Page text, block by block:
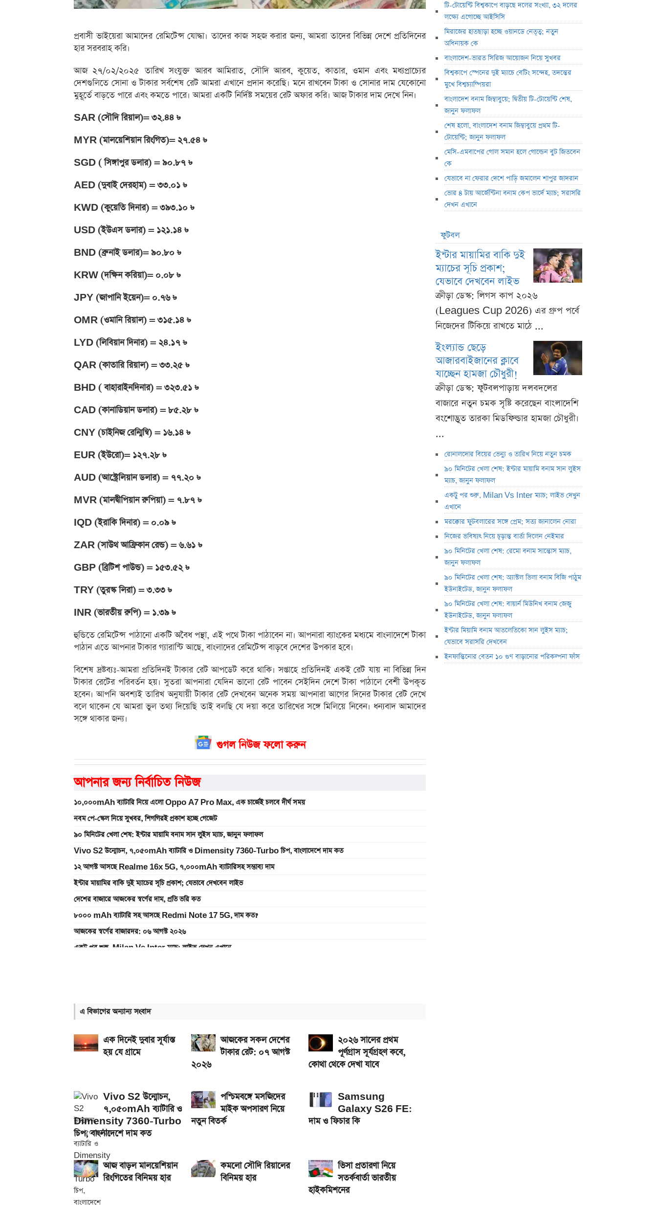
প্রবাসী ভাইয়েরা আমাদের রেমিটেন্স যোদ্ধা। তাদের কাজ সহজ করার জন্য, আমরা তাদের বিভিন্ন দেশে প্রতিদিনের
হার সরবরাহ করি।
আজ ২৭/০২/২০২৫ তারিখ সংযুক্ত আরব আমিরাত, সৌদি আরব, কুয়েত, কাতার, ওমান এবং মধ্যপ্রাচ্যের
দেশগুলিতে সোনা ও টাকার সর্বশেষ রেট আমরা এখানে প্রদান করেছি। মনে রাখবেন টাকা ও সোনার দাম যেকোনো
মুহূর্তে বাড়তে পারে এবং কমতে পারে। আমরা একটি নির্দিষ্ট সময়ের রেট অফার করি। আজ টাকার দাম দেখে নিন।
SAR (সৌদি রিয়াল)= ৩২.৪৪ ৳
MYR (মালয়েশিয়ান রিংগিত)= ২৭.৫৪ ৳
SGD ( সিঙ্গাপুর ডলার) = ৯০.৮৭ ৳
AED (দুবাই দেরহাম) = ৩৩.০১ ৳
KWD (কুয়েতি দিনার) = ৩৯৩.১০ ৳
USD (ইউএস ডলার) = ১২১.১৪ ৳
BND (ব্রুনাই ডলার)= ৯০.৮০ ৳
KRW (দক্ষিন করিয়া)= ০.০৮ ৳
JPY (জাপানি ইয়েন)= ০.৭৬ ৳
OMR (ওমানি রিয়াল) = ৩১৫.১৪ ৳
LYD (লিবিয়ান দিনার) = ২৪.১৭ ৳
QAR (কাতারি রিয়াল) = ৩৩.২৫ ৳
BHD ( বাহারাইনদিনার) = ৩২৩.৫১ ৳
CAD (কানাডিয়ান ডলার) = ৮৫.২৮ ৳
CNY (চাইনিজ রেন্মিন্বি) = ১৬.১৪ ৳
EUR (ইউরো)= ১২৭.২৮ ৳
AUD (আস্ট্রেলিয়ান ডলার) = ৭৭.২০ ৳
MVR (মালদ্বীপিয়ান রুপিয়া) = ৭.৮৭ ৳
IQD (ইরাকি দিনার) = ০.০৯ ৳
ZAR (সাউথ আফ্রিকান রেন্ড) = ৬.৬১ ৳
GBP (ব্রিটিশ পাউন্ড) = ১৫৩.৫২ ৳
TRY (তুরস্ক লিরা) = ৩.৩৩ ৳
INR (ভারতীয় রুপি) = ১.৩৯ ৳
হুন্ডিতে রেমিটেন্স পাঠানো একটি অবৈধ পন্থা, এই পথে টাকা পাঠাবেন না। আপনারা ব্যাংকের মধ্যমে বাংলাদেশে টাকা
পাঠান এতে আপনার টাকার গ্যারান্টি আছে, বাংলাদের রেমিটেন্স বাড়বে দেশের উপকার হবে।
বিশেষ দ্রষ্টব্যঃ-আমরা প্রতিদিনই টাকার রেট আপডেট করে থাকি। সপ্তাহে প্রতিদিনই একই রেট যায় না বিভিন্ন দিন
টাকার রেটের পরিবর্তন হয়। সুতরা আপনারা যেদিন ভালো রেট পাবেন সেইদিন দেশে টাকা পাঠালে বেশী উপকৃত
হবেন। আপনি অবশ্যই তারিখ অনুযায়ী টাকার রেট দেখবেন অনেক সময় আপনারা আগের দিনের টাকার রেট দেখে
বলে থাকেন যে আমরা ভুল তথ্য দিয়েছি তাই বলছি যে দয়া করে তারিখের সঙ্গে মিলিয়ে নিবেন। ধন্যবাদ আমাদের
সঙ্গে থাকার জন্য।
গুগল নিউজ ফলো করুন
আপনার জন্য নির্বাচিত নিউজ
১০,০০০mAh ব্যাটারি নিয়ে এলো Oppo A7 Pro Max, এক চার্জেই চলবে দীর্ঘ সময়
নবম পে-স্কেল নিয়ে সুখবর, শিগগিরই প্রকাশ হচ্ছে গেজেট
৯০ মিনিটের খেলা শেষ: ইন্টার মায়ামি বনাম সান লুইস ম্যাচ, জানুন ফলাফল
Vivo S2 উন্মোচন, ৭,০৫০mAh ব্যাটারি ও Dimensity 7360-Turbo চিপ, বাংলাদেশে দাম কত
১২ আগস্ট আসছে Realme 16x 5G, ৭,০০০mAh ব্যাটারিসহ সম্ভাব্য দাম
ইন্টার মায়ামির বাকি দুই ম্যাচের সূচি প্রকাশ; যেভাবে দেখবেন লাইভ
দেশের বাজারে আজকের স্বর্ণের দাম, প্রতি ভরি কত
৮০০০ mAh ব্যাটারি সহ আসছে Redmi Note 17 5G, দাম কত?
আজকের স্বর্ণের বাজারদর: ০৬ আগস্ট ২০২৬
একটু পর শুরু, Milan Vs Inter ম্যাচ; লাইভ দেখুন এখানে
আজ ৪ ঘণ্টা বিদ্যুৎ থাকবে না যেসব এলাকায়, আগেই জেনে নিন
এ বিভাগের অন্যান্য সংবাদ
এক দিনেই দুবার সূর্যাস্ত
হয় যে গ্রামে
আজকের সকল দেশের
টাকার রেট: ০৭ আগস্ট
২০২৬
২০২৬ সালের প্রথম
পূর্ণগ্রাস সূর্যগ্রহণ কবে,
কোথা থেকে দেখা যাবে
Vivo S2 উন্মোচন,
৭,০৫০mAh ব্যাটারি ও
Dimensity 7360-Turbo
চিপ, বাংলাদেশে দাম কত
পশ্চিমবঙ্গে মসজিদের
মাইক অপসারণ নিয়ে
নতুন বিতর্ক
Samsung
Galaxy S26 FE:
দাম ও ফিচার কি
আজ বাড়ল মালয়েশিয়ান
রিংগিতের বিনিময় হার
কমলো সৌদি রিয়ালের
বিনিময় হার
ভিসা প্রতারণা নিয়ে
সতর্কবার্তা ভারতীয়
হাইকমিশনের
টি-টোয়েন্টি বিশ্বকাপে বাড়ছে দলের সংখ্যা, ৩২ দলের
লক্ষ্যে এগোচ্ছে আইসিসি
মিরাজের হাতছাড়া হচ্ছে ওয়ানডে নেতৃত্ব; নতুন
অধিনায়ক কে
বাংলাদেশ-ভারত সিরিজ আয়োজন নিয়ে সুখবর
বিশ্বকাপে স্পেনের দুই ম্যাচে বেটিং সন্দেহ, তদন্তের
মুখে বিশ্বচ্যাম্পিয়রা
বাংলাদেশ বনাম জিম্বাবুয়ে; দ্বিতীয় টি-টোয়েন্টি শেষ,
জানুন ফলাফল
শেষ হলো, বাংলাদেশ বনাম জিম্বাবুয়ে প্রথম টি-
টোয়েন্টি; জানুন ফলাফল
মেসি-এমবাপের গোল সমান হলে গোল্ডেন বুট জিতবেন
কে
যেভাবে না ফেরার দেশে পাড়ি জমালেন শাপুর জাদরান
ভোর ৪ টায় আর্জেন্টিনা বনাম কেপ ভার্দে ম্যাচ; সরাসরি
দেখন এখানে
ফুটবল
ইন্টার মায়ামির বাকি দুই
ম্যাচের সূচি প্রকাশ;
যেভাবে দেখবেন লাইভ
ক্রীড়া ডেস্ক: লিগস কাপ ২০২৬
(Leagues Cup 2026) এর গ্রুপ পর্বে
নিজেদের টিকিয়ে রাখতে মাঠে ...
ইংল্যান্ড ছেড়ে
আজারবাইজানের ক্লাবে
যাচ্ছেন হামজা চৌধুরী!
ক্রীড়া ডেস্ক: ফুটবলপাড়ায় দলবদলের
বাজারে নতুন চমক সৃষ্টি করেছেন বাংলাদেশি
বংশোদ্ভূত তারকা মিডফিল্ডার হামজা চৌধুরী।
...
রোনালদোর বিয়ের ভেন্যু ও তারিখ নিয়ে নতুন চমক
৯০ মিনিটের খেলা শেষ: ইন্টার মায়ামি বনাম সান লুইস
ম্যাচ, জানুন ফলাফল
একটু পর শুরু, Milan Vs Inter ম্যাচ; লাইভ দেখুন
এখানে
মরক্কোর ফুটবলারের সঙ্গে প্রেম; সত্য জানালেন নোরা
নিজের ভবিষ্যৎ নিয়ে চূড়ান্ত বার্তা দিলেন নেইমার
৯০ মিনিটের খেলা শেষ: রেমো বনাম সান্তোস ম্যাচ,
জানুন ফলাফল
৯০ মিনিটের খেলা শেষ: অ্যাস্টল ভিলা বনাম বিজি পাঠুম
ইউনাইটেড, জানুন ফলাফল
৯০ মিনিটের খেলা শেষ: বায়ার্ন মিউনিখ বনাম জেজু
ইউনাইটেড, জানুন ফলাফল
ইন্টার মিয়ামি বনাম আতলেতিকো সান লুইস ম্যাচ;
যেভাবে সরাসরি দেখবেন
ইনফান্তিনোর বেতন ১০ গুণ বাড়ানোর পরিকল্পনা ফাঁস